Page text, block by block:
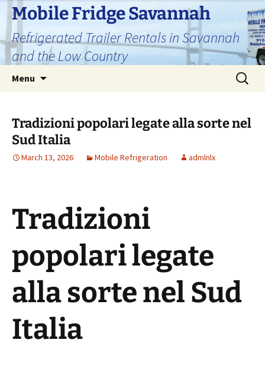
Skip
content
Mobile Fridge Savannah
Refrigerated Trailer Rentals in Savannah
and the Low Country
Menu
Search
for:
Tradizioni popolari legate alla sorte nel
Sud Italia
March 13, 2026 Mobile Refrigeration admlnlx
Tradizioni
popolari legate
alla sorte nel Sud
Italia